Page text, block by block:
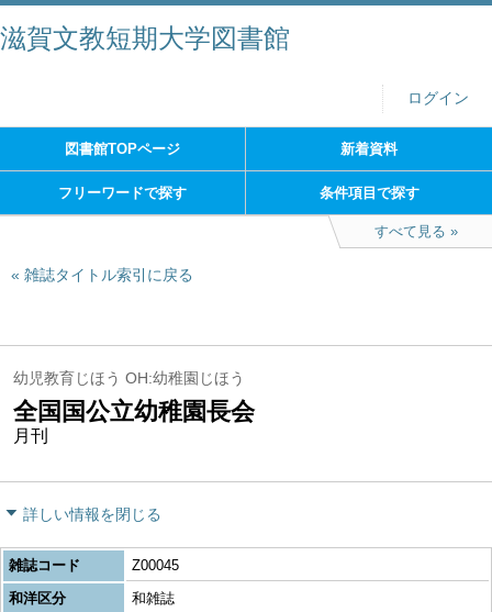
滋賀文教短期大学図書館
ログイン
図書館TOPページ 新着資料
フリーワードで探す 条件項目で探す
すべて見る
雑誌タイトル索引に戻る
幼児教育じほう OH:幼稚園じほう
全国国公立幼稚園長会
月刊
詳しい情報を閉じる
雑誌コード
Z00045
和洋区分
和雑誌